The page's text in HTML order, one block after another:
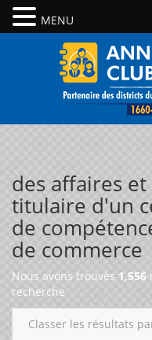
des affaires
titulaire d'un
de
de commerce
Nous avons trouvés 1,556
recherche
Classer les résultats
MENU